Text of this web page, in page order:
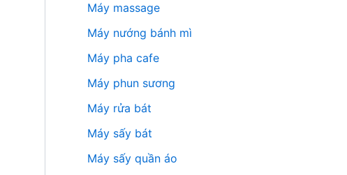
Máy massage
Máy nướng bánh mì
Máy pha cafe
Máy phun sương
Máy rửa bát
Máy sấy bát
Máy sấy quần áo